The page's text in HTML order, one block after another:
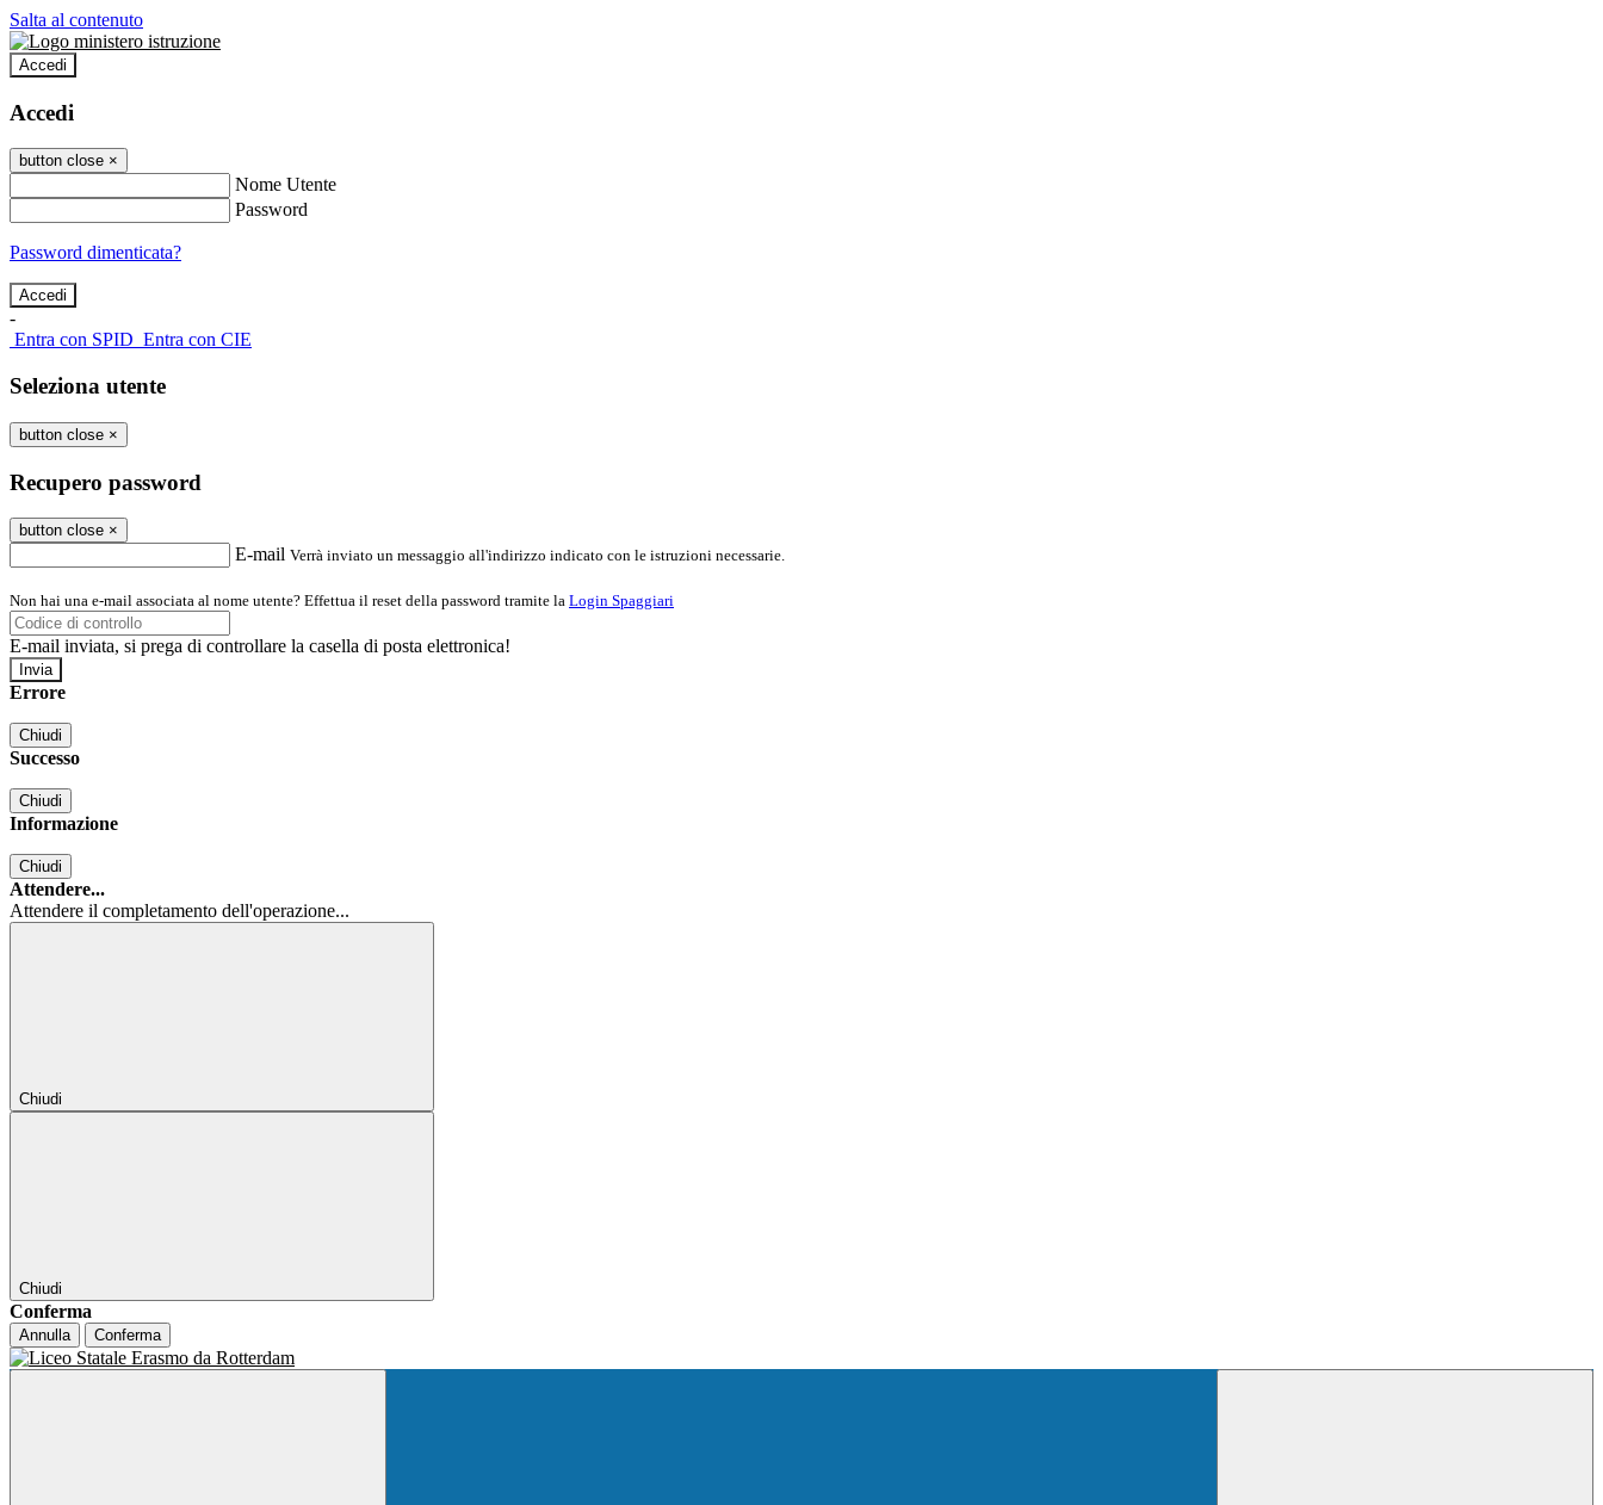
Salta al contenuto
Accedi
Accedi
button close ×
Nome Utente
Password
Password dimenticata?
-
Entra con SPID Entra con CIE
Seleziona utente
button close ×
Recupero password
button close ×
E-mail Verrà inviato un messaggio all'indirizzo indicato con le istruzioni necessarie.
Non hai una e-mail associata al nome utente? Effettua il reset della password tramite la Login Spaggiari
E-mail inviata, si prega di controllare la casella di posta elettronica!
Errore
Chiudi
Successo
Chiudi
Informazione
Chiudi
Attendere...
Attendere il completamento dell'operazione...
Chiudi
Chiudi
Conferma
Annulla Conferma